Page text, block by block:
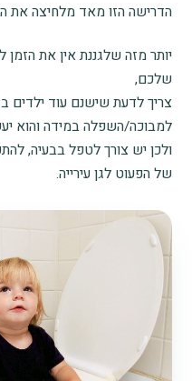
הדרישה הזו מאד מלחיצה את
יותר מזה שלגננת אין את
שלכם,
צריך לדעת שישנם עוד ילדים
למבוכה/השפלה במידה והוא
ולכן יש צורך לטפל בבעיה,
של הפעוט לגן עירייה.